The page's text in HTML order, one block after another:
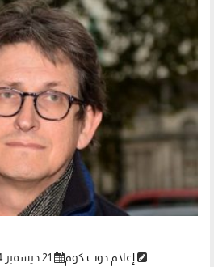
إعلام دوت كوم